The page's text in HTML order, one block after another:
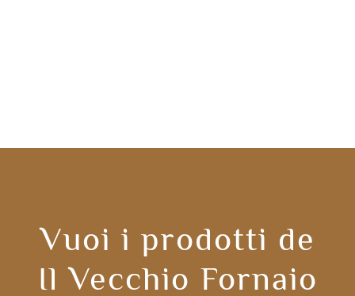
Vuoi i prodotti de
Il Vecchio Fornaio